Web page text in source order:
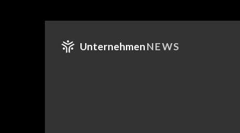
UnternehmenNEWS